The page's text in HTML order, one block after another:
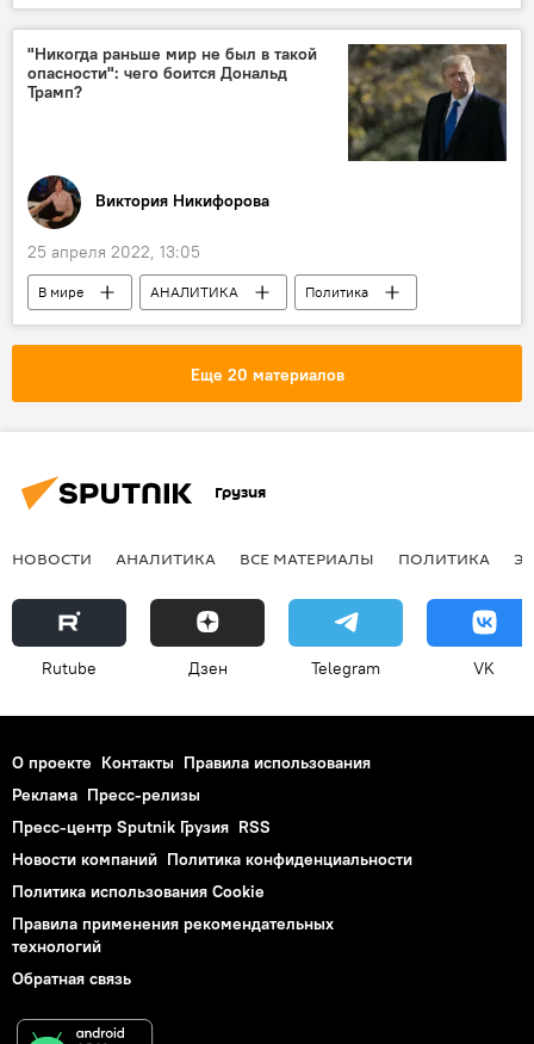
Обострение ситуации вокруг Украины
"Никогда раньше мир не был в такой
опасности": чего боится Дональд
Трамп?
Виктория Никифорова
25 апреля 2022, 13:05
В мире АНАЛИТИКА
Политика
Дональд Трамп
Стивен Кинг
Крым
CNN
Обострение ситуации вокруг Украины
Еще 20 материалов
Грузия
НОВОСТИ АНАЛИТИКА ВСЕ МАТЕРИАЛЫ ПОЛИТИКА
Rutube Дзен Telegram VK
О проекте Контакты Правила использования
Реклама Пресс-релизы
Пресс-центр Sputnik Грузия RSS
Новости компаний Политика конфиденциальности
Политика использования Cookie
Правила применения рекомендательных
технологий
Обратная связь